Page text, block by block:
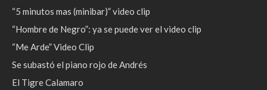
“5 minutos mas (minibar)” video clip
“Hombre de Negro”: ya se puede ver el video clip
“Me Arde” Video Clip
Se subastó el piano rojo de Andrés
El Tigre Calamaro